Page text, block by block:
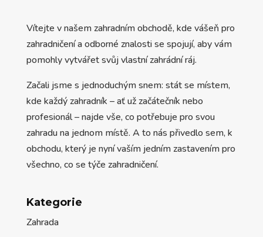
Vítejte v našem zahradním obchodě, kde vášeň pro
zahradničení a odborné znalosti se spojují, aby vám
pomohly vytvářet svůj vlastní zahrádní ráj.
Začali jsme s jednoduchým snem: stát se místem,
kde každý zahradník – ať už začátečník nebo
profesionál – najde vše, co potřebuje pro svou
zahradu na jednom místě. A to nás přivedlo sem, k
obchodu, který je nyní vaším jedním zastavením pro
všechno, co se týče zahradničení.
Kategorie
Zahrada